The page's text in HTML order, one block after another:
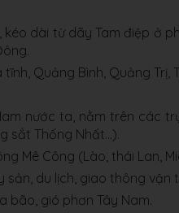
dài từ dãy Tam điệp ở
Quảng Bình, Quảng Trị,
nước ta, nằm trên các
sắt Thống Nhất…).
Mê Công (Lào, thái Lan,
du lịch, giao thông vận
bão, gió phơn Tây Nam.